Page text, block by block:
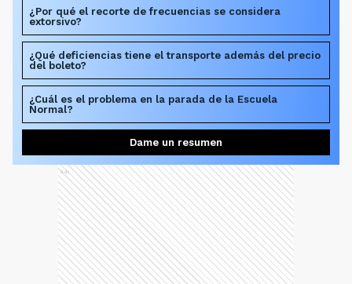
¿Por qué el recorte de frecuencias se considera
extorsivo?
¿Qué deficiencias tiene el transporte además del precio
del boleto?
¿Cuál es el problema en la parada de la Escuela
Normal?
Dame un resumen
Ads